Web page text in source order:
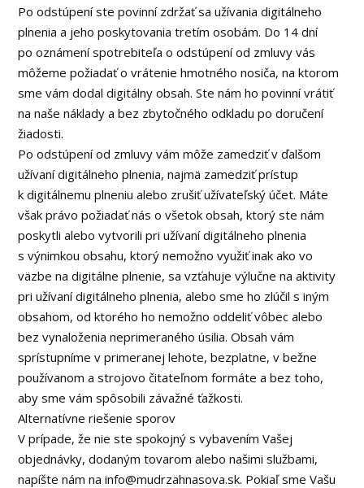
Po odstúpení ste povinní zdržať sa užívania digitálneho
plnenia a jeho poskytovania tretím osobám. Do 14 dní
po oznámení spotrebiteľa o odstúpení od zmluvy vás
môžeme požiadať o vrátenie hmotného nosiča, na ktorom
sme vám dodal digitálny obsah. Ste nám ho povinní vrátiť
na naše náklady a bez zbytočného odkladu po doručení
žiadosti.
Po odstúpení od zmluvy vám môže zamedziť v ďalšom
užívaní digitálneho plnenia, najmä zamedziť prístup
k digitálnemu plneniu alebo zrušiť užívateľský účet. Máte
však právo požiadať nás o všetok obsah, ktorý ste nám
poskytli alebo vytvorili pri užívaní digitálneho plnenia
s výnimkou obsahu, ktorý nemožno využiť inak ako vo
väzbe na digitálne plnenie, sa vzťahuje výlučne na aktivity
pri užívaní digitálneho plnenia, alebo sme ho zlúčil s iným
obsahom, od ktorého ho nemožno oddeliť vôbec alebo
bez vynaloženia neprimeraného úsilia. Obsah vám
sprístupníme v primeranej lehote, bezplatne, v bežne
používanom a strojovo čitateľnom formáte a bez toho,
aby sme vám spôsobili závažné ťažkosti.
Alternatívne riešenie sporov
V prípade, že nie ste spokojný s vybavením Vašej
objednávky, dodaným tovarom alebo našimi službami,
napíšte nám na info@mudrzahnasova.sk. Pokiaľ sme Vašu